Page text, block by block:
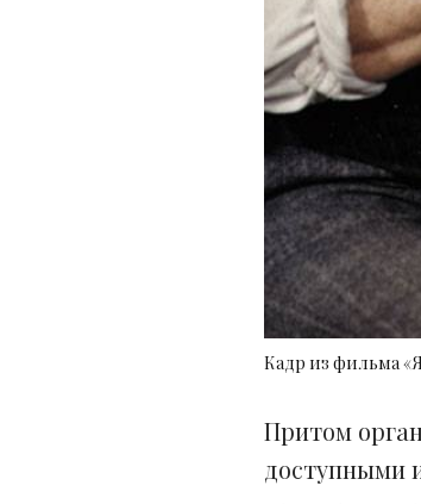
Кадр из фильма
Притом
доступными